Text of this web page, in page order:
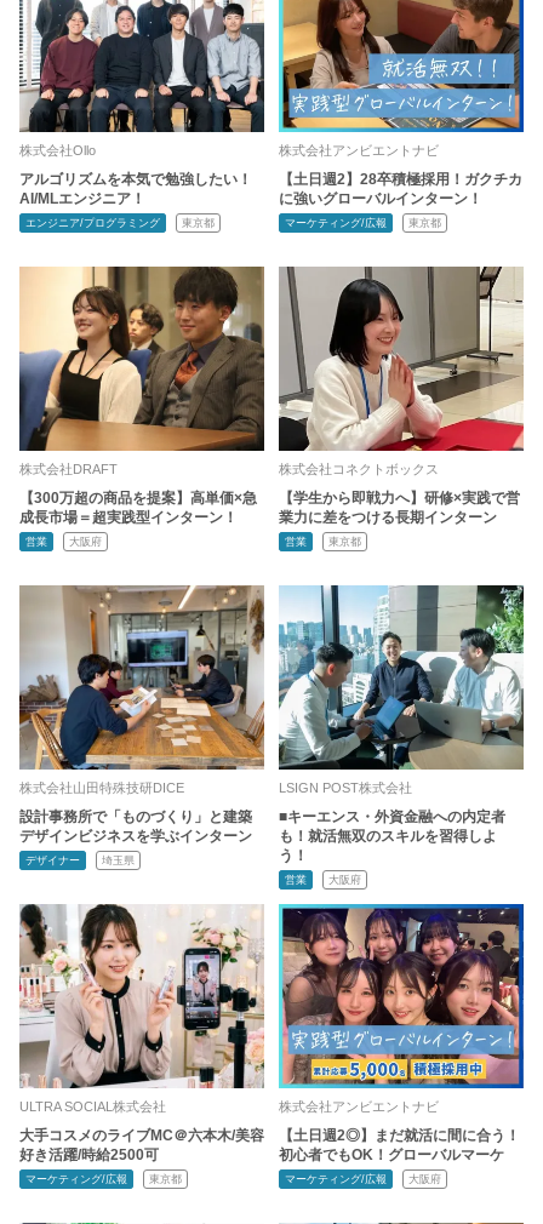
株式会社Ollo
アルゴリズムを本気で勉強したい！
AI/MLエンジニア！
エンジニア/プログラミング 東京都
株式会社アンビエントナビ
【土日週2】28卒積極採用！ガクチカ
に強いグローバルインターン！
マーケティング/広報 東京都
株式会社DRAFT
【300万超の商品を提案】高単価×急
成長市場＝超実践型インターン！
営業 大阪府
株式会社コネクトボックス
【学生から即戦力へ】研修×実践で営
業力に差をつける長期インターン
営業 東京都
株式会社山田特殊技研DICE
設計事務所で「ものづくり」と建築
デザインビジネスを学ぶインターン
デザイナー 埼玉県
LSIGN POST株式会社
■キーエンス・外資金融への内定者
も！就活無双のスキルを習得しよ
う！
営業 大阪府
ULTRA SOCIAL株式会社
大手コスメのライブMC＠六本木/美容
好き活躍/時給2500可
マーケティング/広報 東京都
株式会社アンビエントナビ
【土日週2◎】まだ就活に間に合う！
初心者でもOK！グローバルマーケ
マーケティング/広報 大阪府